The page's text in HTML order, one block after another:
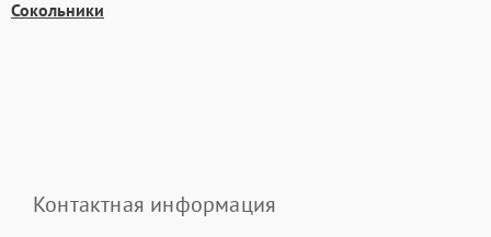
Сокольники
Контактная информация